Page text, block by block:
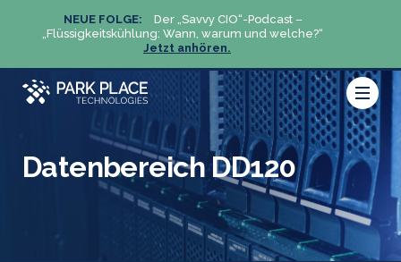
NEUE FOLGE:
Der „Savvy CIO“-Podcast –
„Flüssigkeitskühlung: Wann, warum und welche?“
Jetzt anhören.
Datenbereich DD120